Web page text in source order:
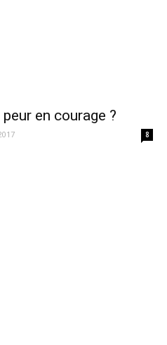
en courage ?
8